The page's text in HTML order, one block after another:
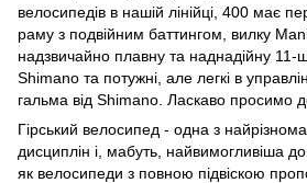
велосипедів в нашій лінійці, 400 має
раму з подвійним баттингом, вилку
надзвичайно плавну та наднадійну 11-
Shimano та потужні, але легкі в
гальма від Shimano. Ласкаво просимо
Гірський велосипед - одна з
дисциплін і, мабуть, найвимогливіша
як велосипеди з повною підвіскою